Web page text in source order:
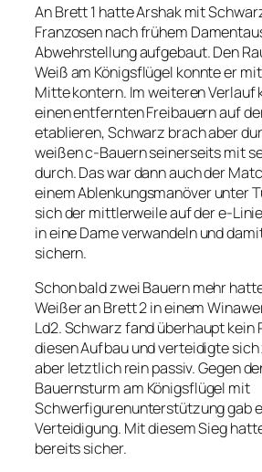
An Brett 1 hatte Arshak mit
Franzosen nach frühem
Abwehrstellung aufgebaut. Den
Weiß am Königsflügel konnte er
Mitte kontern. Im weiteren Verlauf
einen entfernten Freibauern auf
etablieren, Schwarz brach aber
weißen c-Bauern seinerseits mit
durch. Das war dann auch der
einem Ablenkungsmanöver unter
sich der mittlerweile auf der e-
in eine Dame verwandeln und
sichern.
Schon bald zwei Bauern mehr
Weißer an Brett 2 in einem
Ld2. Schwarz fand überhaupt kein
diesen Aufbau und verteidigte
aber letztlich rein passiv. Gegen
Bauernsturm am Königsflügel mit
Schwerfigurenunterstützung gab
Verteidigung. Mit diesem Sieg
bereits sicher.